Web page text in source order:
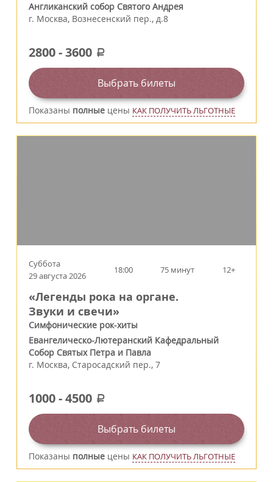
Англиканский собор Святого Андрея
г. Москва, Вознесенский пер., д.8
2800-3600 a
Выбрать билеты
Показаны полные цены КАК ПОЛУЧИТЬ ЛЬГОТНЫЕ
Суббота
29 августа 2026
18:00 75 минут 12+
«Легенды рока на органе.
Звуки и свечи»
Симфонические рок-хиты
Евангелическо-Лютеранский Кафедральный
Собор Святых Петра и Павла
г. Москва, Старосадский пер., 7
1000-4500 a
Выбрать билеты
Показаны полные цены КАК ПОЛУЧИТЬ ЛЬГОТНЫЕ